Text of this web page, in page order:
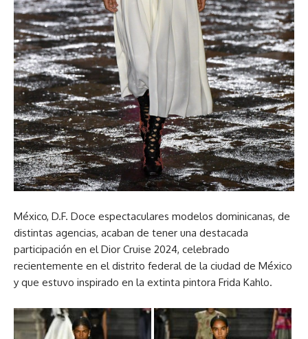
México, D.F. Doce espectaculares modelos dominicanas, de
distintas agencias, acaban de tener una destacada
participación en el Dior Cruise 2024, celebrado
recientemente en el distrito federal de la ciudad de México
y que estuvo inspirado en la extinta pintora Frida Kahlo.